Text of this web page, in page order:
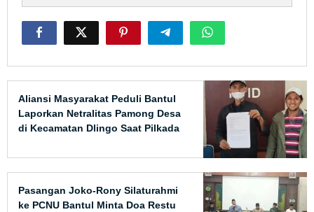
Aliansi Masyarakat Peduli Bantul
Laporkan Netralitas Pamong Desa
di Kecamatan Dlingo Saat Pilkada
Pasangan Joko-Rony Silaturahmi
ke PCNU Bantul Minta Doa Restu